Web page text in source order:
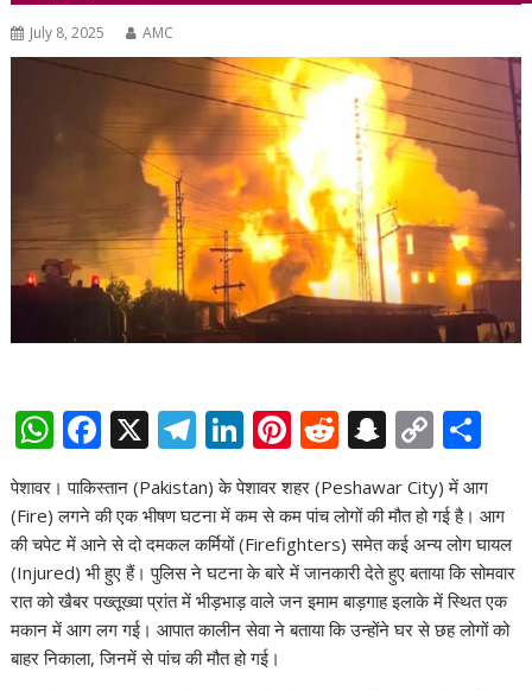
July 8, 2025 AMC
W
h
at
s
A
p
p
F
ac
e
b
o
o
k
X T
el
e
gr
a
m
Li
n
k
e
dI
n
Pi
nt
er
e
st
R
e
d
di
t
S
n
a
p
c
h
C
o
p
y
Li
n
ar
e
पेशावर। पाकिस्तान (Pakistan) के पेशावर शहर (Peshawar City) में आग
(Fire) लगने की एक भीषण घटना में कम से कम पांच लोगों की मौत हो गई है। आग
की चपेट में आने से दो दमकल कर्मियों (Firefighters) समेत कई अन्य लोग घायल
(Injured) भी हुए हैं। पुलिस ने घटना के बारे में जानकारी देते हुए बताया कि सोमवार
रात को खैबर पख्तूख्वा प्रांत में भीड़भाड़ वाले जन इमाम बाड़गाह इलाके में स्थित एक
मकान में आग लग गई। आपात कालीन सेवा ने बताया कि उन्होंने घर से छह लोगों को
बाहर निकाला, जिनमें से पांच की मौत हो गई।